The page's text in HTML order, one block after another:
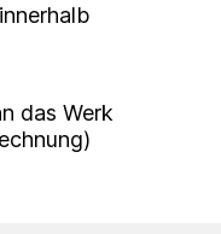
das Werk